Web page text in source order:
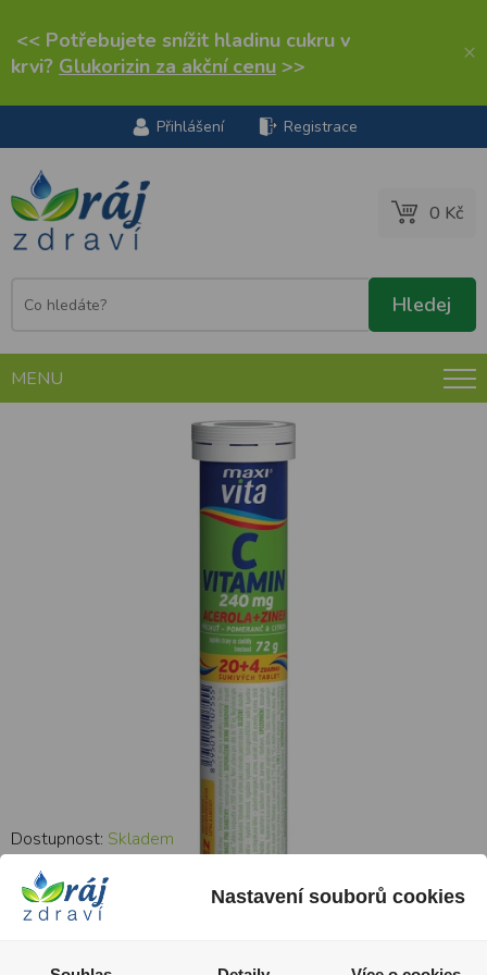
<< Potřebujete snížit hladinu cukru v
krvi? Glukorizin za akční cenu >> ×
Přihlášení Registrace
0 Kč
MENU
Vitamin C + Acerola + Zinek 20+4 tablet
Dostupnost: Skladem
49 Kč Nastavení souborů cookies